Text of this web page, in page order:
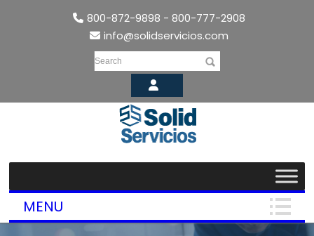
800-872-9898 - 800-777-2908
info@solidservicios.com
Search
MENU